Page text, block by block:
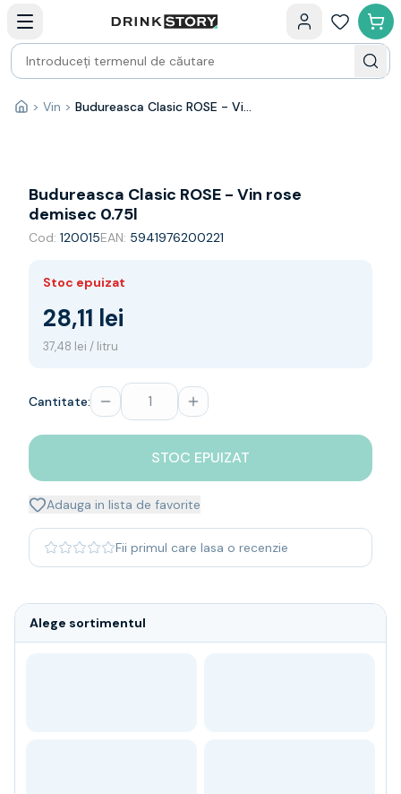
Bauturi fine — selectie
Produse Noi
Cosuri cadou
Pachete & Cadouri
Vin
Franta
Spania
Africa de Sud
Germania
Noua Zeelanda
Spumante
Sampanie
Single malt
Japanese
Bourbon
Blanded Japanese
Canadian
Rom
Vodka
Acasă
> Vin > Budureasca Clasic ROSE - Vin rose demisec 0.75l
Budureasca Clasic ROSE - Vin rose
demisec 0.75l
Cod: 120015EAN: 5941976200221
Stoc epuizat
28,11 lei
37,48 lei / litru
Cantitate:
STOC EPUIZAT
Adauga in lista de favorite
Fii primul care lasa o recenzie
Alege sortimentul